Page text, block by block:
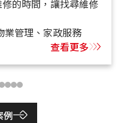
的時間，讓找尋維修
業管理、家政服務
查看更多
例